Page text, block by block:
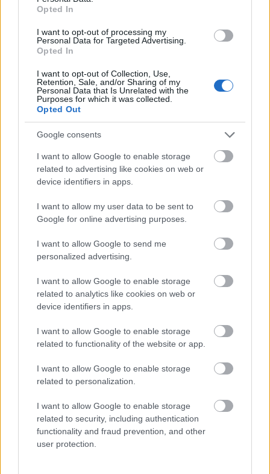
Opted In
I want to opt-out of processing my
Personal Data for Targeted Advertising.
Opted In
I want to opt-out of Collection, Use,
Retention, Sale, and/or Sharing of my
Personal Data that Is Unrelated with the
Purposes for which it was collected.
Opted Out
Google consents
I want to allow Google to enable storage
related to advertising like cookies on web or
device identifiers in apps.
I want to allow my user data to be sent to
Google for online advertising purposes.
I want to allow Google to send me
personalized advertising.
I want to allow Google to enable storage
related to analytics like cookies on web or
device identifiers in apps.
I want to allow Google to enable storage
related to functionality of the website or app.
I want to allow Google to enable storage
related to personalization.
I want to allow Google to enable storage
related to security, including authentication
functionality and fraud prevention, and other
user protection.
AZ EXTRÁK
A Corner Film szerencsére nem spórolta le a külföldi
kiadás extráit: igaz, a képgaléria és az előzetesek
mellett csak egy audiókommentár, egy kivágott
jelenet, és egy 45 perces werkfilm van, ami nem tűnik
soknak – viszont kifejezetten tartalmas és informatív
mindegyik. A kommentárban Bigelow mesél az
írásról, a rendezésről, a sztoriról és a karakterek
motivációiról (kár, hogy nem csatlakozott hozzá egy-
két színész), a werkfilmben pedig a producertől az
operatőrig megszólal mindenki, aki számít, teljessé
téve az Alkonytájt születéséről kialakított képet. A
törölt jelenet csak Bigelow kommentárjával
Caleb a világot vámpírként – a rendező csak azt
felejti el közölni, hogy végül miért vágták ki
semmi szükség rá). Az audiókommentáron nincs
magyar felirat, a többi extrán van.
A film a ’80-as évek egyik legjobb horrorja, ehhez
nincs mit hozzátenni – a kiadvány pedig több mint
tisztességes, és még csak nem is kerül sokba. Ehhez
sincs mit hozzátenni.
Kiadó: Corner Film
Kép: 1,85:1 (16:9)
Hang: angol DTS, angol DD 5.1, magyar surround